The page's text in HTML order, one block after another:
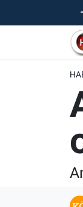
Nöbetçi
Hava
Trafik
Süper
Tüm
Son